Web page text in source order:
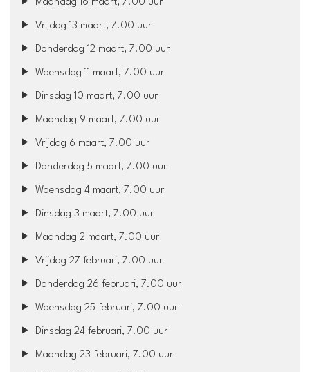
Maandag 16 maart, 7.00 uur
Vrijdag 13 maart, 7.00 uur
Donderdag 12 maart, 7.00 uur
Woensdag 11 maart, 7.00 uur
Dinsdag 10 maart, 7.00 uur
Maandag 9 maart, 7.00 uur
Vrijdag 6 maart, 7.00 uur
Donderdag 5 maart, 7.00 uur
Woensdag 4 maart, 7.00 uur
Dinsdag 3 maart, 7.00 uur
Maandag 2 maart, 7.00 uur
Vrijdag 27 februari, 7.00 uur
Donderdag 26 februari, 7.00 uur
Woensdag 25 februari, 7.00 uur
Dinsdag 24 februari, 7.00 uur
Maandag 23 februari, 7.00 uur